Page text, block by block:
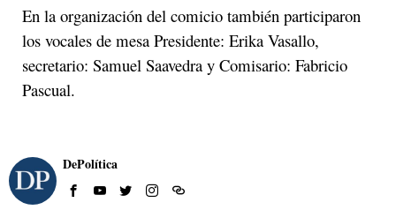
En la organización del comicio también participaron
los vocales de mesa Presidente: Erika Vasallo,
secretario: Samuel Saavedra y Comisario: Fabricio
Pascual.
DePolítica